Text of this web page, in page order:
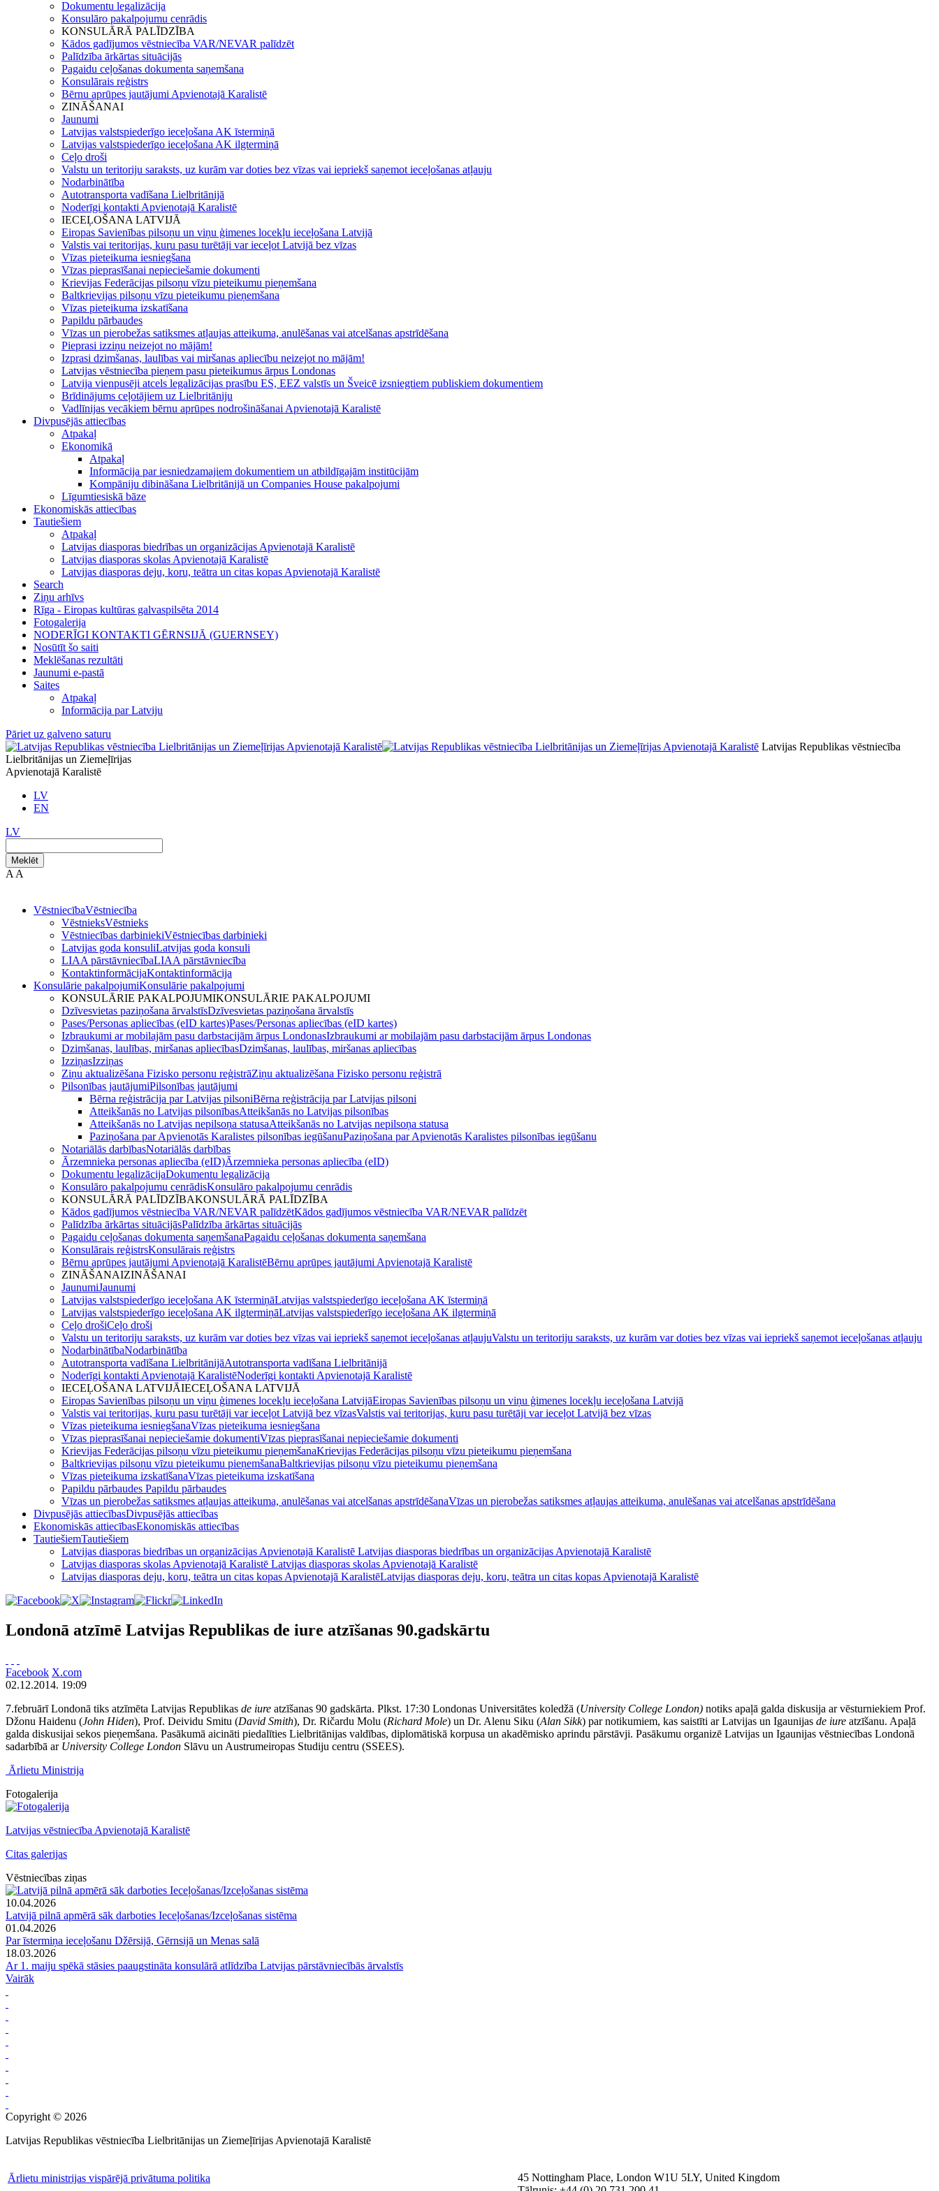
Dokumentu legalizācija
Konsulāro pakalpojumu cenrādis
KONSULĀRĀ PALĪDZĪBA
Kādos gadījumos vēstniecība VAR/NEVAR palīdzēt
Palīdzība ārkārtas situācijās
Pagaidu ceļošanas dokumenta saņemšana
Konsulārais reģistrs
Bērnu aprūpes jautājumi Apvienotajā Karalistē
ZINĀŠANAI
Jaunumi
Latvijas valstspiederīgo ieceļošana AK īstermiņā
Latvijas valstspiederīgo ieceļošana AK ilgtermiņā
Ceļo droši
Valstu un teritoriju saraksts, uz kurām var doties bez vīzas vai iepriekš saņemot ieceļošanas atļauju
Nodarbinātība
Autotransporta vadīšana Lielbritānijā
Noderīgi kontakti Apvienotajā Karalistē
IECEĻOŠANA LATVIJĀ
Eiropas Savienības pilsoņu un viņu ģimenes locekļu ieceļošana Latvijā
Valstis vai teritorijas, kuru pasu turētāji var ieceļot Latvijā bez vīzas
Vīzas pieteikuma iesniegšana
Vīzas pieprasīšanai nepieciešamie dokumenti
Krievijas Federācijas pilsoņu vīzu pieteikumu pieņemšana
Baltkrievijas pilsoņu vīzu pieteikumu pieņemšana
Vīzas pieteikuma izskatīšana
Papildu pārbaudes
Vīzas un pierobežas satiksmes atļaujas atteikuma, anulēšanas vai atcelšanas apstrīdēšana
Pieprasi izziņu neizejot no mājām!
Izprasi dzimšanas, laulības vai miršanas apliecību neizejot no mājām!
Latvijas vēstniecība pieņem pasu pieteikumus ārpus Londonas
Latvija vienpusēji atcels legalizācijas prasību ES, EEZ valstīs un Šveicē izsniegtiem publiskiem dokumentiem
Brīdinājums ceļotājiem uz Lielbritāniju
Vadlīnijas vecākiem bērnu aprūpes nodrošināšanai Apvienotajā Karalistē
Divpusējās attiecības
Atpakaļ
Ekonomikā
Atpakaļ
Informācija par iesniedzamajiem dokumentiem un atbildīgajām institūcijām
Kompāniju dibināšana Lielbritānijā un Companies House pakalpojumi
Līgumtiesiskā bāze
Ekonomiskās attiecības
Tautiešiem
Atpakaļ
Latvijas diasporas biedrības un organizācijas Apvienotajā Karalistē
Latvijas diasporas skolas Apvienotajā Karalistē
Latvijas diasporas deju, koru, teātra un citas kopas Apvienotajā Karalistē
Search
Ziņu arhīvs
Rīga - Eiropas kultūras galvaspilsēta 2014
Fotogalerija
NODERĪGI KONTAKTI GĒRNSIJĀ (GUERNSEY)
Nosūtīt šo saiti
Meklēšanas rezultāti
Jaunumi e-pastā
Saites
Atpakaļ
Informācija par Latviju
Pāriet uz galveno saturu
Latvijas Republikas vēstniecība
Lielbritānijas un Ziemeļīrijas
Apvienotajā Karalistē
LV
EN
LV
Meklēt
A A
VēstniecībaVēstniecība
VēstnieksVēstnieks
Vēstniecības darbiniekiVēstniecības darbinieki
Latvijas goda konsuliLatvijas goda konsuli
LIAA pārstāvniecībaLIAA pārstāvniecība
KontaktinformācijaKontaktinformācija
Konsulārie pakalpojumiKonsulārie pakalpojumi
KONSULĀRIE PAKALPOJUMIKONSULĀRIE PAKALPOJUMI
Dzīvesvietas paziņošana ārvalstīsDzīvesvietas paziņošana ārvalstīs
Pases/Personas apliecības (eID kartes)Pases/Personas apliecības (eID kartes)
Izbraukumi ar mobilajām pasu darbstacijām ārpus LondonasIzbraukumi ar mobilajām pasu darbstacijām ārpus Londonas
Dzimšanas, laulības, miršanas apliecībasDzimšanas, laulības, miršanas apliecības
IzziņasIzziņas
Ziņu aktualizēšana Fizisko personu reģistrāZiņu aktualizēšana Fizisko personu reģistrā
Pilsonības jautājumiPilsonības jautājumi
Bērna reģistrācija par Latvijas pilsoniBērna reģistrācija par Latvijas pilsoni
Atteikšanās no Latvijas pilsonībasAtteikšanās no Latvijas pilsonības
Atteikšanās no Latvijas nepilsoņa statusaAtteikšanās no Latvijas nepilsoņa statusa
Paziņošana par Apvienotās Karalistes pilsonības iegūšanuPaziņošana par Apvienotās Karalistes pilsonības iegūšanu
Notariālās darbībasNotariālās darbības
Ārzemnieka personas apliecība (eID)Ārzemnieka personas apliecība (eID)
Dokumentu legalizācijaDokumentu legalizācija
Konsulāro pakalpojumu cenrādisKonsulāro pakalpojumu cenrādis
KONSULĀRĀ PALĪDZĪBAKONSULĀRĀ PALĪDZĪBA
Kādos gadījumos vēstniecība VAR/NEVAR palīdzētKādos gadījumos vēstniecība VAR/NEVAR palīdzēt
Palīdzība ārkārtas situācijāsPalīdzība ārkārtas situācijās
Pagaidu ceļošanas dokumenta saņemšanaPagaidu ceļošanas dokumenta saņemšana
Konsulārais reģistrsKonsulārais reģistrs
Bērnu aprūpes jautājumi Apvienotajā KaralistēBērnu aprūpes jautājumi Apvienotajā Karalistē
ZINĀŠANAIZINĀŠANAI
JaunumiJaunumi
Latvijas valstspiederīgo ieceļošana AK īstermiņāLatvijas valstspiederīgo ieceļošana AK īstermiņā
Latvijas valstspiederīgo ieceļošana AK ilgtermiņāLatvijas valstspiederīgo ieceļošana AK ilgtermiņā
Ceļo drošiCeļo droši
Valstu un teritoriju saraksts, uz kurām var doties bez vīzas vai iepriekš saņemot ieceļošanas atļaujuValstu un teritoriju saraksts, uz kurām var doties bez vīzas vai iepriekš saņemot ieceļošanas atļauju
NodarbinātībaNodarbinātība
Autotransporta vadīšana LielbritānijāAutotransporta vadīšana Lielbritānijā
Noderīgi kontakti Apvienotajā KaralistēNoderīgi kontakti Apvienotajā Karalistē
IECEĻOŠANA LATVIJĀIECEĻOŠANA LATVIJĀ
Eiropas Savienības pilsoņu un viņu ģimenes locekļu ieceļošana LatvijāEiropas Savienības pilsoņu un viņu ģimenes locekļu ieceļošana Latvijā
Valstis vai teritorijas, kuru pasu turētāji var ieceļot Latvijā bez vīzasValstis vai teritorijas, kuru pasu turētāji var ieceļot Latvijā bez vīzas
Vīzas pieteikuma iesniegšanaVīzas pieteikuma iesniegšana
Vīzas pieprasīšanai nepieciešamie dokumentiVīzas pieprasīšanai nepieciešamie dokumenti
Krievijas Federācijas pilsoņu vīzu pieteikumu pieņemšanaKrievijas Federācijas pilsoņu vīzu pieteikumu pieņemšana
Baltkrievijas pilsoņu vīzu pieteikumu pieņemšanaBaltkrievijas pilsoņu vīzu pieteikumu pieņemšana
Vīzas pieteikuma izskatīšanaVīzas pieteikuma izskatīšana
Papildu pārbaudes Papildu pārbaudes
Vīzas un pierobežas satiksmes atļaujas atteikuma, anulēšanas vai atcelšanas apstrīdēšanaVīzas un pierobežas satiksmes atļaujas atteikuma, anulēšanas vai atcelšanas apstrīdēšana
Divpusējās attiecībasDivpusējās attiecības
Ekonomiskās attiecībasEkonomiskās attiecības
TautiešiemTautiešiem
Latvijas diasporas biedrības un organizācijas Apvienotajā Karalistē Latvijas diasporas biedrības un organizācijas Apvienotajā Karalistē
Latvijas diasporas skolas Apvienotajā Karalistē Latvijas diasporas skolas Apvienotajā Karalistē
Latvijas diasporas deju, koru, teātra un citas kopas Apvienotajā KaralistēLatvijas diasporas deju, koru, teātra un citas kopas Apvienotajā Karalistē
Londonā atzīmē Latvijas Republikas de iure atzīšanas 90.gadskārtu
Facebook X.com
02.12.2014. 19:09
7.februārī Londonā tiks atzīmēta Latvijas Republikas de iure atzīšanas 90 gadskārta. Plkst. 17:30 Londonas Universitātes koledžā (University College London) notiks apaļā galda diskusija ar vēsturniekiem Prof.
Džonu Haidenu (John Hiden), Prof. Deividu Smitu (David Smith), Dr. Ričardu Molu (Richard Mole) un Dr. Alenu Siku (Alan Sikk) par notikumiem, kas saistīti ar Latvijas un Igaunijas de iure atzīšanu. Apaļā
galda diskusijai sekos pieņemšana. Pasākumā aicināti piedalīties Lielbritānijas valdības, diplomātiskā korpusa un akadēmisko aprindu pārstāvji. Pasākumu organizē Latvijas un Igaunijas vēstniecības Londonā
sadarbībā ar University College London Slāvu un Austrumeiropas Studiju centru (SSEES).
Ārlietu Ministrija
Fotogalerija
Latvijas vēstniecība Apvienotajā Karalistē
Citas galerijas
Vēstniecības ziņas
10.04.2026
Latvijā pilnā apmērā sāk darboties Ieceļošanas/Izceļošanas sistēma
01.04.2026
Par īstermiņa ieceļošanu Džērsijā, Gērnsijā un Menas salā
18.03.2026
Ar 1. maiju spēkā stāsies paaugstināta konsulārā atlīdzība Latvijas pārstāvniecībās ārvalstīs
Vairāk
Copyright © 2026
Latvijas Republikas vēstniecība Lielbritānijas un Ziemeļīrijas Apvienotajā Karalistē
Ārlietu ministrijas vispārējā privātuma politika
45 Nottingham Place, London W1U 5LY, United Kingdom